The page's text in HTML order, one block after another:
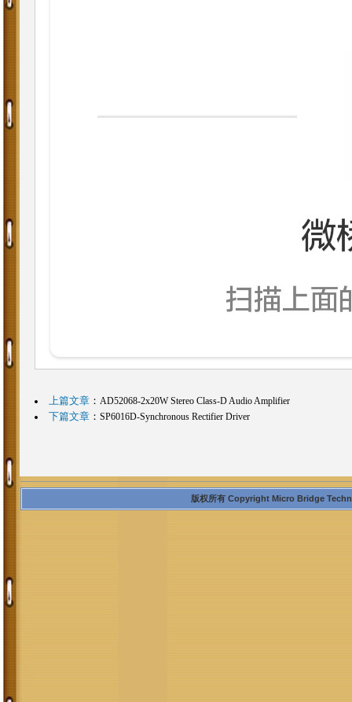
上篇文章： AD52068-2x20W Stereo Class-D Audio Amplifier
下篇文章： SP6016D-Synchronous Rectifier Driver
版权所有 Copyright Micro Bridge